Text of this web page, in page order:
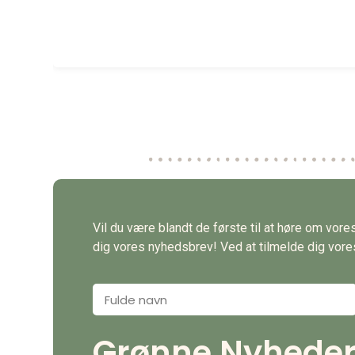
Vil du være blandt de første til at høre om
dig vores nyhedsbrev! Ved at tilmelde dig